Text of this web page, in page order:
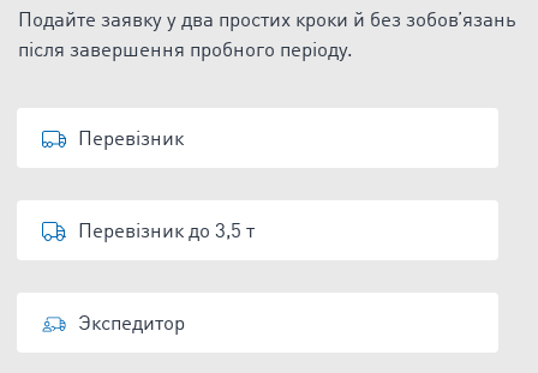
Подайте заявку у два простих кроки й без зобов’язань
після завершення пробного періоду.
Перевізник
Перевізник до 3,5 т
Экспедитор